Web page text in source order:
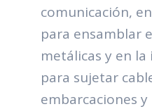
comunicación,
para ensamblar
metálicas y en
para sujetar
embarcaciones